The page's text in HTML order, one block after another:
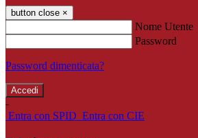
button close ×
Nome Utente
Password
Password dimenticata?
-
Entra con SPID Entra con CIE